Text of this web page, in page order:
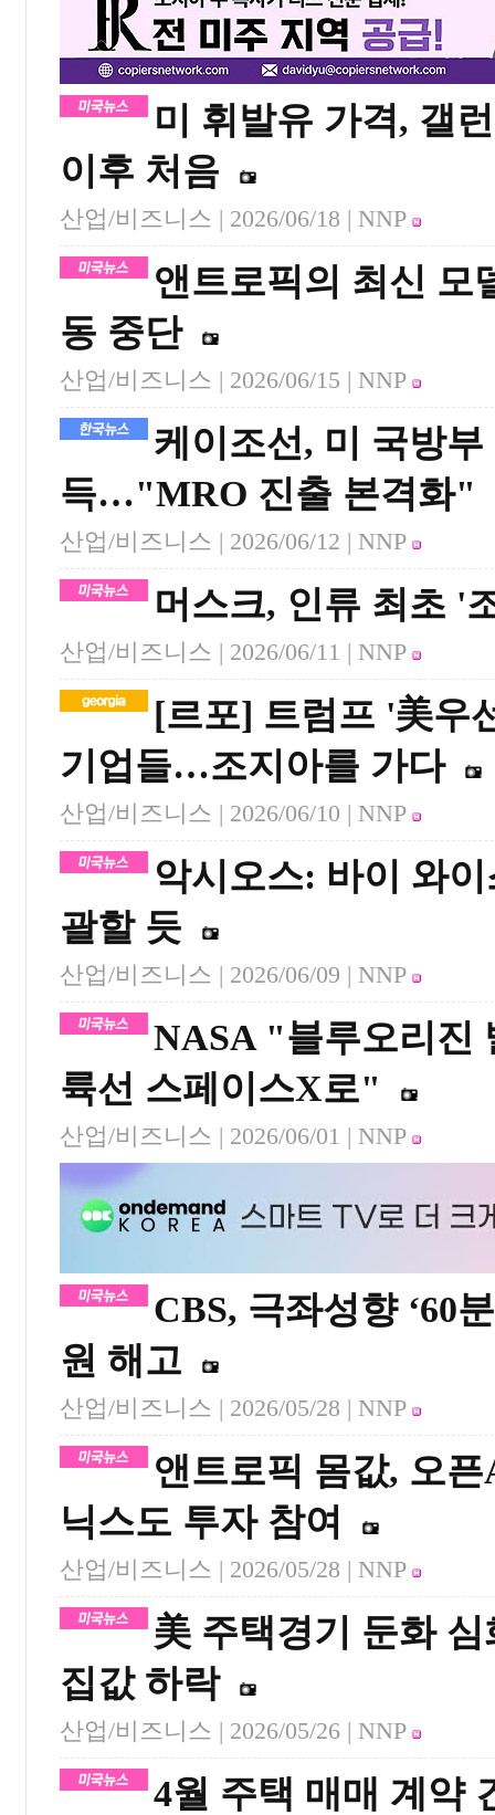
미 휘발유 가격, 갤
이후 처음
산업/비즈니스 | 2026/06/18 | NNP
앤트로픽의 최신 모
동 중단
산업/비즈니스 | 2026/06/15 | NNP
케이조선, 미 국방
득…"MRO 진출 본격화"
산업/비즈니스 | 2026/06/12 | NNP
머스크, 인류 최초 '
산업/비즈니스 | 2026/06/11 | NNP
[르포] 트럼프 '美우
기업들…조지아를 가다
산업/비즈니스 | 2026/06/10 | NNP
악시오스: 바이 와
괄할 듯
산업/비즈니스 | 2026/06/09 | NNP
NASA "블루오리진
륙선 스페이스X로"
산업/비즈니스 | 2026/06/01 | NNP
CBS, 극좌성향 ‘60
원 해고
산업/비즈니스 | 2026/05/28 | NNP
앤트로픽 몸값, 오
닉스도 투자 참여
산업/비즈니스 | 2026/05/28 | NNP
美 주택경기 둔화
집값 하락
산업/비즈니스 | 2026/05/26 | NNP
4월 주택 매매 계약